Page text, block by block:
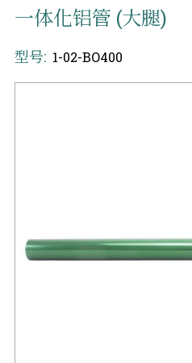
一体化铝管 (大腿)
型号: 1-02-BO400